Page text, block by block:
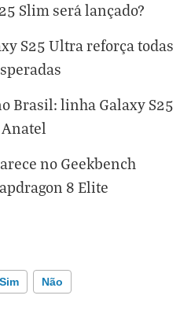
Slim será lançado?
S25 Ultra reforça todas
Brasil: linha Galaxy S25
no Geekbench
8 Elite
Sim Não
incorreta